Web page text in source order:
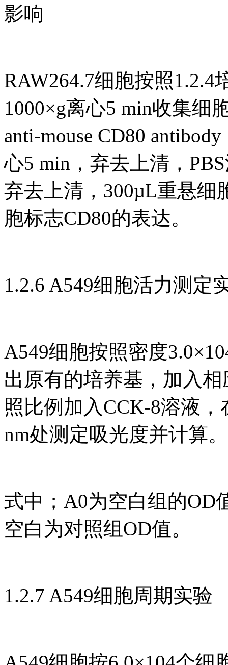
影响
RAW264.7细胞按照
1000×g离心5 min收集细
anti-mouse CD80
心5 min，弃去上清，
弃去上清，300µL重悬细
胞标志CD80的表达。
1.2.6 A549细胞活力测定
A549细胞按照密度
出原有的培养基，加入
照比例加入CCK-8溶液
nm处测定吸光度并计算
式中；A0为空白组的OD
空白为对照组OD值。
1.2.7 A549细胞周期实验